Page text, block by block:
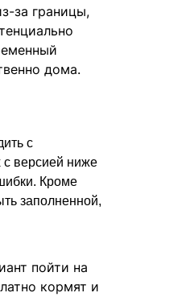
за границы,
дома.
с
версией ниже
Кроме
заполненной,
пойти на
кормят и